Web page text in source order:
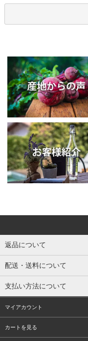
返品について
配送・送料について
支払い方法について
マイアカウント
カートを見る